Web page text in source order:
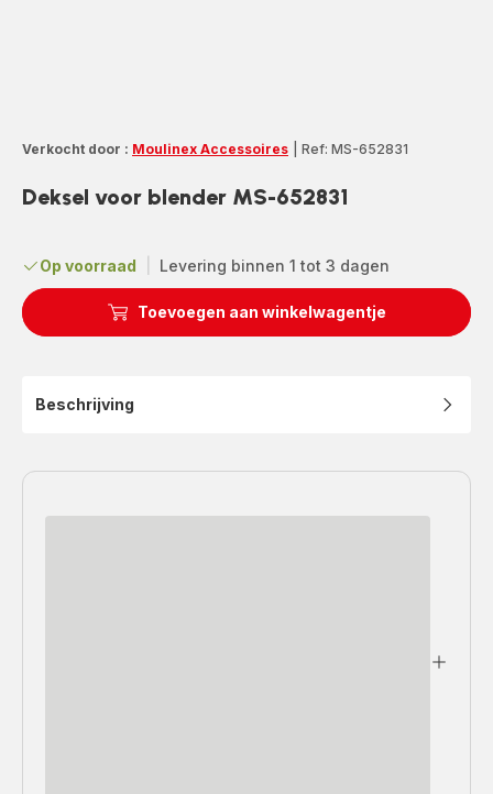
Verkocht door : Moulinex Accessoires Ref: MS-652831
Deksel voor blender MS-652831
Op voorraad Levering binnen 1 tot 3 dagen
Toevoegen aan winkelwagentje
Beschrijving